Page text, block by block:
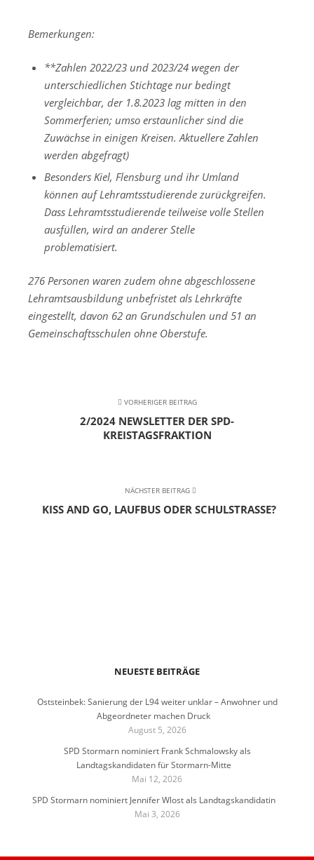
Bemerkungen:
**Zahlen 2022/23 und 2023/24 wegen der
unterschiedlichen Stichtage nur bedingt
vergleichbar, der 1.8.2023 lag mitten in den
Sommerferien; umso erstaunlicher sind die
Zuwächse in einigen Kreisen. Aktuellere Zahlen
werden abgefragt)
Besonders Kiel, Flensburg und ihr Umland
können auf Lehramtsstudierende zurückgreifen.
Dass Lehramtsstudierende teilweise volle Stellen
ausfüllen, wird an anderer Stelle
problematisiert.
276 Personen waren zudem ohne abgeschlossene
Lehramtsausbildung unbefristet als Lehrkräfte
eingestellt, davon 62 an Grundschulen und 51 an
Gemeinschaftsschulen ohne Oberstufe.
VORHERIGER BEITRAG
2/2024 NEWSLETTER DER SPD-
KREISTAGSFRAKTION
NÄCHSTER BEITRAG
KISS AND GO, LAUFBUS ODER SCHULSTRASSE?
NEUESTE BEITRÄGE
Oststeinbek: Sanierung der L94 weiter unklar – Anwohner und
Abgeordneter machen Druck
August 5, 2026
SPD Stormarn nominiert Frank Schmalowsky als
Landtagskandidaten für Stormarn-Mitte
Mai 12, 2026
SPD Stormarn nominiert Jennifer Wlost als Landtagskandidatin
Mai 3, 2026